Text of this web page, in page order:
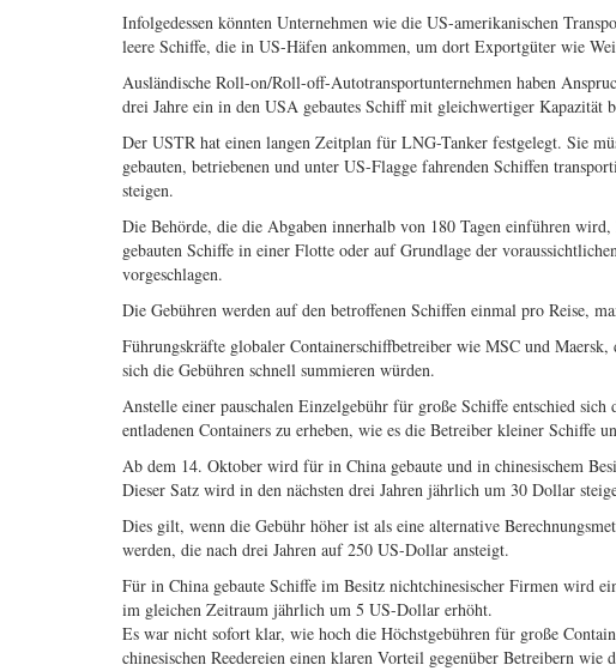
Infolgedessen könnten Unternehmen wie die US-amerikanischen
leere Schiffe, die in US-Häfen ankommen, um dort Exportgüter wie
Ausländische Roll-on/Roll-off-Autotransportunternehmen haben
drei Jahre ein in den USA gebautes Schiff mit gleichwertiger Kapazität
Der USTR hat einen langen Zeitplan für LNG-Tanker festgelegt. Sie
gebauten, betriebenen und unter US-Flagge fahrenden Schiffen
steigen.
Die Behörde, die die Abgaben innerhalb von 180 Tagen einführen
gebauten Schiffe in einer Flotte oder auf Grundlage der
vorgeschlagen.
Die Gebühren werden auf den betroffenen Schiffen einmal pro Reise,
Führungskräfte globaler Containerschiffbetreiber wie MSC und
sich die Gebühren schnell summieren würden.
Anstelle einer pauschalen Einzelgebühr für große Schiffe entschied
entladenen Containers zu erheben, wie es die Betreiber kleiner Schiffe
Ab dem 14. Oktober wird für in China gebaute und in chinesischem
Dieser Satz wird in den nächsten drei Jahren jährlich um 30 Dollar
Dies gilt, wenn die Gebühr höher ist als eine alternative
werden, die nach drei Jahren auf 250 US-Dollar ansteigt.
Für in China gebaute Schiffe im Besitz nichtchinesischer Firmen wird
im gleichen Zeitraum jährlich um 5 US-Dollar erhöht.
Es war nicht sofort klar, wie hoch die Höchstgebühren für große
chinesischen Reedereien einen klaren Vorteil gegenüber Betreibern wie